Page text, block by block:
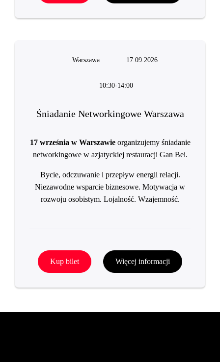
Warszawa 17.09.2026
10:30-14:00
Śniadanie Networkingowe Warszawa
17 września w Warszawieorganizujemy śniadanie
networkingowe w azjatyckiej restauracji Gan Bei.
Bycie, odczuwanie i przepływ energii relacji.
Niezawodne wsparcie biznesowe. Motywacja w
rozwoju osobistym. Lojalność. Wzajemność.
Kup bilet Więcej informacji